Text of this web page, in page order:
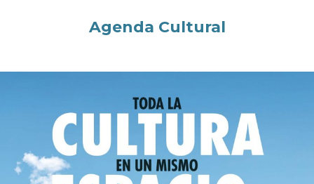
Agenda Cultural